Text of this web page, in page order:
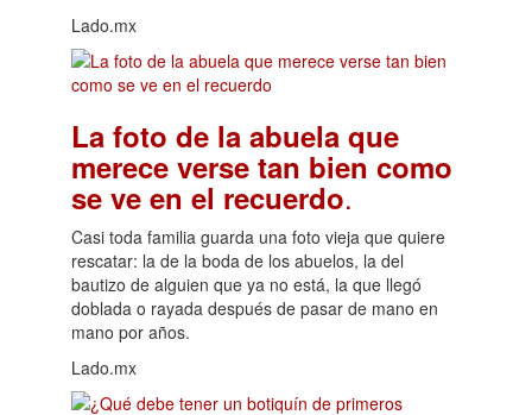
Lado.mx
La foto de la abuela que
merece verse tan bien como
se ve en el recuerdo.
Casi toda familia guarda una foto vieja que quiere
rescatar: la de la boda de los abuelos, la del
bautizo de alguien que ya no está, la que llegó
doblada o rayada después de pasar de mano en
mano por años.
Lado.mx